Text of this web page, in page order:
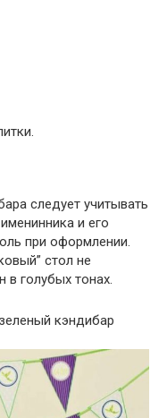
следует учитывать
и его
при оформлении.
стол не
в голубых тонах.